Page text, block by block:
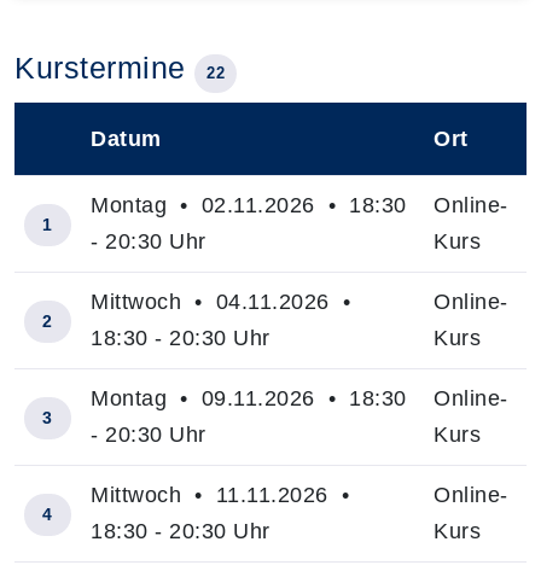
Kurstermine 22
Datum Ort
1
Montag • 02.11.2026 • 18:30
- 20:30 Uhr
Online-
Kurs
2
Mittwoch • 04.11.2026 •
18:30 - 20:30 Uhr
Online-
Kurs
3
Montag • 09.11.2026 • 18:30
- 20:30 Uhr
Online-
Kurs
4
Mittwoch • 11.11.2026 •
18:30 - 20:30 Uhr
Online-
Kurs